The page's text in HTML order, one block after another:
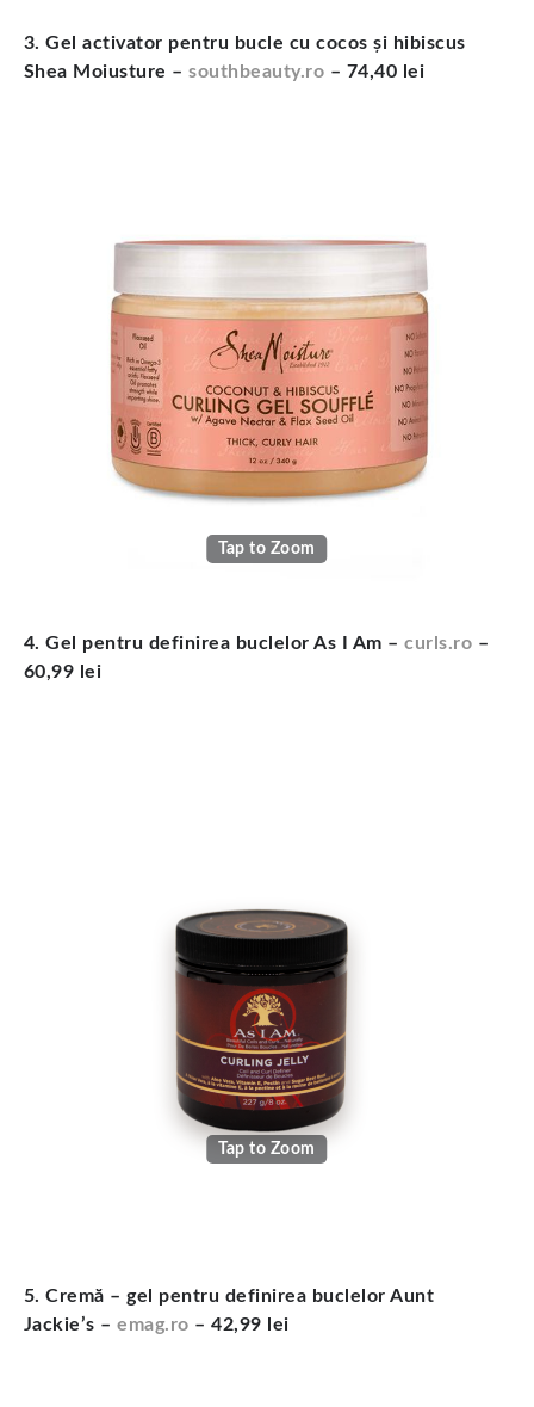
3. Gel activator pentru bucle cu cocos și hibiscus
Shea Moiusture –southbeauty.ro – 74,40 lei
Tap to Zoom
4. Gel pentru definirea buclelor As I Am –curls.ro –
60,99 lei
Tap to Zoom
5. Cremă – gel pentru definirea buclelor Aunt
Jackie’s –emag.ro – 42,99 lei